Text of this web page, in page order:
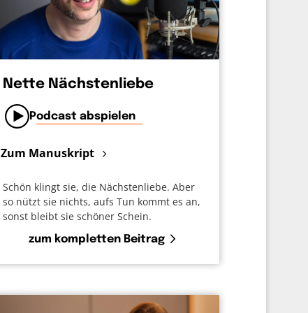
Nette Nächstenliebe
Podcast abspielen
Zum Manuskript
Schön klingt sie, die Nächstenliebe. Aber
so nützt sie nichts, aufs Tun kommt es an,
sonst bleibt sie schöner Schein.
zum kompletten Beitrag